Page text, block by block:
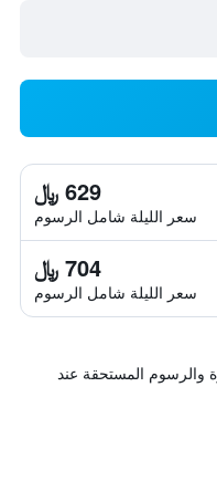
629 ﷼
سعر الليلة شامل الرسوم
704 ﷼
سعر الليلة شامل الرسوم
والرسوم المستحقة عند